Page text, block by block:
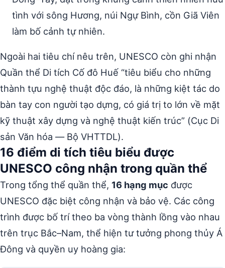
tình với sông Hương, núi Ngự Bình, cồn Giã Viên
làm bố cảnh tự nhiên.
Ngoài hai tiêu chí nêu trên, UNESCO còn ghi nhận
Quần thể Di tích Cố đô Huế “tiêu biểu cho những
thành tựu nghệ thuật độc đáo, là những kiệt tác do
bàn tay con người tạo dựng, có giá trị to lớn về mặt
kỹ thuật xây dựng và nghệ thuật kiến trúc” (Cục Di
sản Văn hóa — Bộ VHTTDL).
16 điểm di tích tiêu biểu được
UNESCO công nhận trong quần thể
Trong tổng thể quần thể, 16 hạng mục được
UNESCO đặc biệt công nhận và bảo vệ. Các công
trình được bố trí theo ba vòng thành lồng vào nhau
trên trục Bắc–Nam, thể hiện tư tưởng phong thủy Á
Đông và quyền uy hoàng gia: